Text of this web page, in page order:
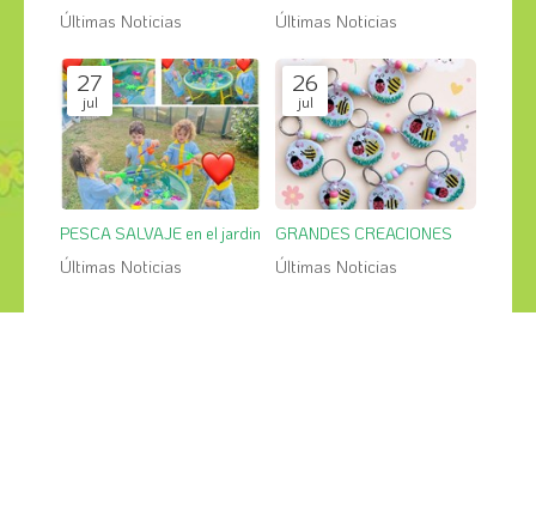
Últimas Noticias Últimas Noticias
27
jul
PESCA SALVAJE en el jardin
Últimas Noticias
26
jul
GRANDES CREACIONES
Últimas Noticias